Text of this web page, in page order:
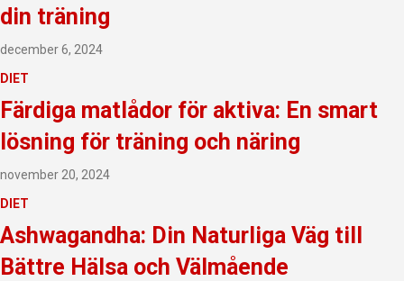
din träning
december 6, 2024
DIET
Färdiga matlådor för aktiva: En smart
lösning för träning och näring
november 20, 2024
DIET
Ashwagandha: Din Naturliga Väg till
Bättre Hälsa och Välmående